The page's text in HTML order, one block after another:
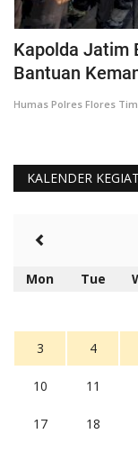
Kapolda Jatim
Bantuan
Humas Polres Flores
KALENDER
Mon Tue
3 4
10 11
17 18